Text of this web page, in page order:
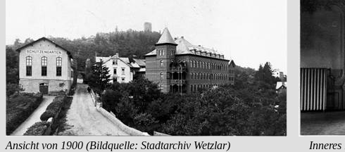
Ansicht von 1900 (Bildquelle: Stadtarchiv Wetzlar) Inneres